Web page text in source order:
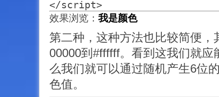
效果浏览： 我是颜色
第二种，这种方法也比较简便，
00000到#ffffff。看到这我们就应
么我们就可以通过随机产生6位
色值。